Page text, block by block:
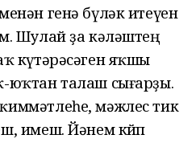
генә бүләк итеүен
Шулай ҙа кәләштең
күтәрәсәген яҡшы
талаш сығарҙы.
мәжлес тик
имеш. Йәнем көйөп